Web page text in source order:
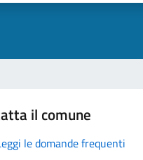
il comune
le domande frequenti